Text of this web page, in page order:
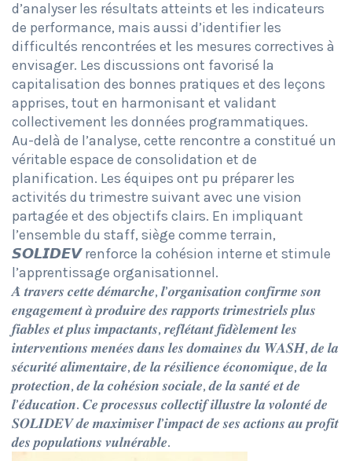
d’analyser les résultats atteints et les indicateurs
de performance, mais aussi d’identifier les
difficultés rencontrées et les mesures correctives à
envisager. Les discussions ont favorisé la
capitalisation des bonnes pratiques et des leçons
apprises, tout en harmonisant et validant
collectivement les données programmatiques.
Au-delà de l’analyse, cette rencontre a constitué un
véritable espace de consolidation et de
planification. Les équipes ont pu préparer les
activités du trimestre suivant avec une vision
partagée et des objectifs clairs. En impliquant
l’ensemble du staff, siège comme terrain,
𝙎𝙊𝙇𝙄𝘿𝙀𝙑 renforce la cohésion interne et stimule
l’apprentissage organisationnel.
𝑨̀ 𝒕𝒓𝒂𝒗𝒆𝒓𝒔 𝒄𝒆𝒕𝒕𝒆 𝒅𝒆́𝒎𝒂𝒓𝒄𝒉𝒆, 𝒍’𝒐𝒓𝒈𝒂𝒏𝒊𝒔𝒂𝒕𝒊𝒐𝒏 𝒄𝒐𝒏𝒇𝒊𝒓𝒎𝒆 𝒔𝒐𝒏
𝒆𝒏𝒈𝒂𝒈𝒆𝒎𝒆𝒏𝒕 𝒂̀ 𝒑𝒓𝒐𝒅𝒖𝒊𝒓𝒆 𝒅𝒆𝒔 𝒓𝒂𝒑𝒑𝒐𝒓𝒕𝒔 𝒕𝒓𝒊𝒎𝒆𝒔𝒕𝒓𝒊𝒆𝒍𝒔 𝒑𝒍𝒖𝒔
𝒇𝒊𝒂𝒃𝒍𝒆𝒔 𝒆𝒕 𝒑𝒍𝒖𝒔 𝒊𝒎𝒑𝒂𝒄𝒕𝒂𝒏𝒕𝒔, 𝒓𝒆𝒇𝒍𝒆́𝒕𝒂𝒏𝒕 𝒇𝒊𝒅𝒆̀𝒍𝒆𝒎𝒆𝒏𝒕 𝒍𝒆𝒔
𝒊𝒏𝒕𝒆𝒓𝒗𝒆𝒏𝒕𝒊𝒐𝒏𝒔 𝒎𝒆𝒏𝒆́𝒆𝒔 𝒅𝒂𝒏𝒔 𝒍𝒆𝒔 𝒅𝒐𝒎𝒂𝒊𝒏𝒆𝒔 𝒅𝒖 𝑾𝑨𝑺𝑯, 𝒅𝒆 𝒍𝒂
𝒔𝒆́𝒄𝒖𝒓𝒊𝒕𝒆́ 𝒂𝒍𝒊𝒎𝒆𝒏𝒕𝒂𝒊𝒓𝒆, 𝒅𝒆 𝒍𝒂 𝒓𝒆́𝒔𝒊𝒍𝒊𝒆𝒏𝒄𝒆 𝒆́𝒄𝒐𝒏𝒐𝒎𝒊𝒒𝒖𝒆, 𝒅𝒆 𝒍𝒂
𝒑𝒓𝒐𝒕𝒆𝒄𝒕𝒊𝒐𝒏, 𝒅𝒆 𝒍𝒂 𝒄𝒐𝒉𝒆́𝒔𝒊𝒐𝒏 𝒔𝒐𝒄𝒊𝒂𝒍𝒆, 𝒅𝒆 𝒍𝒂 𝒔𝒂𝒏𝒕𝒆́ 𝒆𝒕 𝒅𝒆
𝒍’𝒆́𝒅𝒖𝒄𝒂𝒕𝒊𝒐𝒏. 𝑪𝒆 𝒑𝒓𝒐𝒄𝒆𝒔𝒔𝒖𝒔 𝒄𝒐𝒍𝒍𝒆𝒄𝒕𝒊𝒇 𝒊𝒍𝒍𝒖𝒔𝒕𝒓𝒆 𝒍𝒂 𝒗𝒐𝒍𝒐𝒏𝒕𝒆́ 𝒅𝒆
𝑺𝑶𝑳𝑰𝑫𝑬𝑽 𝒅𝒆 𝒎𝒂𝒙𝒊𝒎𝒊𝒔𝒆𝒓 𝒍’𝒊𝒎𝒑𝒂𝒄𝒕 𝒅𝒆 𝒔𝒆𝒔 𝒂𝒄𝒕𝒊𝒐𝒏𝒔 𝒂𝒖 𝒑𝒓𝒐𝒇𝒊𝒕
𝒅𝒆𝒔 𝒑𝒐𝒑𝒖𝒍𝒂𝒕𝒊𝒐𝒏𝒔 𝒗𝒖𝒍𝒏𝒆́𝒓𝒂𝒃𝒍𝒆.